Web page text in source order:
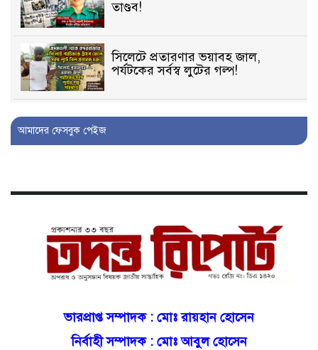
তাণ্ডব!
সিলেটে প্রতারণার ভয়াবহ জাল,
পর্যটকের সর্বস্ব লুটের গল্প!
বিআইডিসি’তে ১৫ বছরের দখলদারিত্ব
ভ্রূণহত্যার অপচেষ্টা, গোয়াইনঘাট জুড়ে
মোগলাবাজার থানা কার কবলে?
গোয়াইনঘাটে বিজিবির নাম ভাঙিয়ে
দুলালের রাজত্ব!
আমাদের ফেসবুক পেইজ
ভারপ্রাপ্ত সম্পাদক : মোঃ রায়হান হোসেন
নির্বাহী সম্পাদক : মোঃ আবুল হোসেন